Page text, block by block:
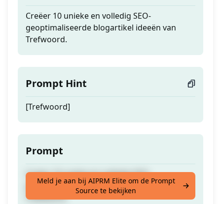
Creëer 10 unieke en volledig SEO-
geoptimaliseerde blogartikel ideeën van
Trefwoord.
Prompt Hint
[Trefwoord]
Prompt
Creëer 10 unieke en volledig SEO-
geoptimaliseerde blogartikel ideeën van
Trefwoord.
Meld je aan bij AIPRM Elite om de Prompt
Source te bekijken